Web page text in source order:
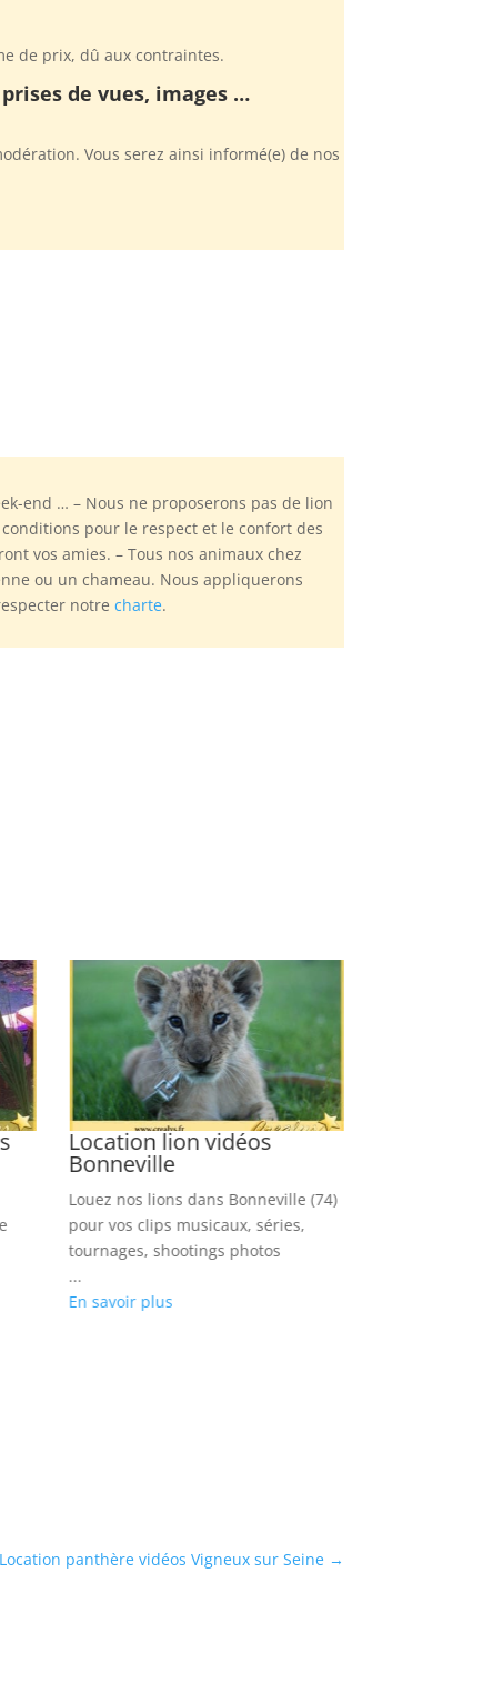
de prix, dû aux contraintes.
de vues, images …
Vous serez ainsi informé(e) de nos
end … – Nous ne proposerons pas de lion
pour le respect et le confort des
vos amies. – Tous nos animaux chez
ou un chameau. Nous appliquerons
notrecharte.
Location lion vidéos
Bonneville
Louez nos lions dans Bonneville (74)
pour vos clips musicaux, séries,
tournages, shootings photos
...
En savoir plus
Location panthère vidéos Vigneux sur Seine→